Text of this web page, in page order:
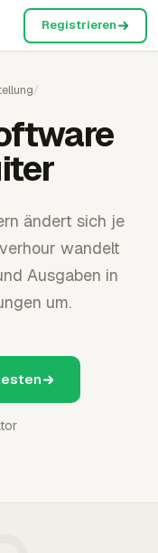
Registrieren
/
ändert sich je
wandelt
Ausgaben in
um.